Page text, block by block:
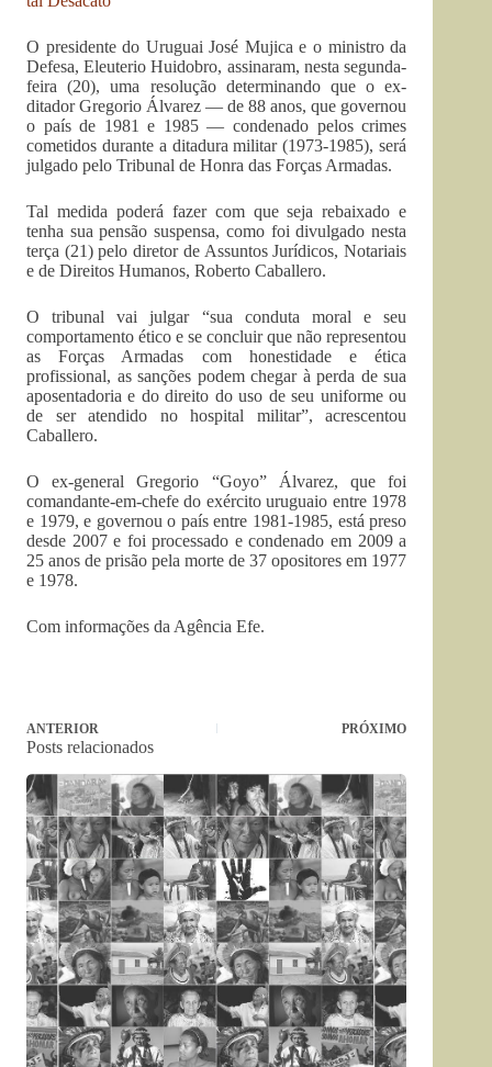
O presidente do Uruguai José Mujica e o ministro da
Defesa, Eleuterio Huidobro, assinaram, nesta segunda-
feira (20), uma resolução determinando que o ex-
ditador Gregorio Álvarez — de 88 anos, que governou
o país de 1981 e 1985 — condenado pelos crimes
cometidos durante a ditadura militar (1973-1985), será
julgado pelo Tribunal de Honra das Forças Armadas.
Tal medida poderá fazer com que seja rebaixado e
tenha sua pensão suspensa, como foi divulgado nesta
terça (21) pelo diretor de Assuntos Jurídicos, Notariais
e de Direitos Humanos, Roberto Caballero.
O tribunal vai julgar “sua conduta moral e seu
comportamento ético e se concluir que não representou
as Forças Armadas com honestidade e ética
profissional, as sanções podem chegar à perda de sua
aposentadoria e do direito do uso de seu uniforme ou
de ser atendido no hospital militar”, acrescentou
Caballero.
O ex-general Gregorio “Goyo” Álvarez, que foi
comandante-em-chefe do exército uruguaio entre 1978
e 1979, e governou o país entre 1981-1985, está preso
desde 2007 e foi processado e condenado em 2009 a
25 anos de prisão pela morte de 37 opositores em 1977
e 1978.
Com informações da Agência Efe.
ANTERIOR PRÓXIMO
Posts relacionados